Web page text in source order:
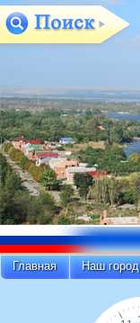
Главная Наш город